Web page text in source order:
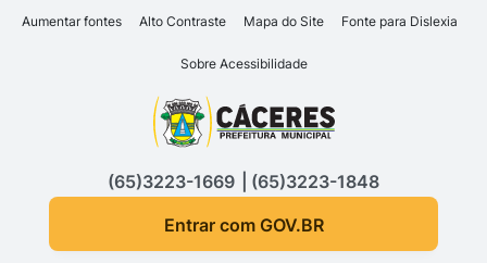
Seção de atalhos e links
Ir para o conteúdo [alt+1]
Ir para o rodapé [alt+4]
Aumentar fontes Alto Contraste Mapa do Site Fonte para Dislexia
Sobre Acessibilidade
Seção do menu principal
(65)3223-1669
(65)3223-1848
Entrar com GOV.BR